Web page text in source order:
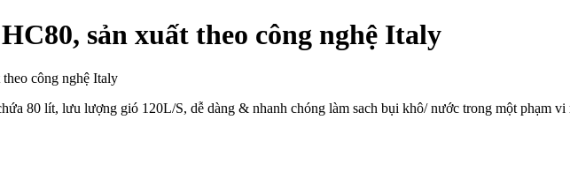
sản xuất theo công nghệ Italy
80 lít, lưu lượng gió 120L/S, dễ dàng & nhanh chóng làm sach bụi khô/ nước trong một phạm vi